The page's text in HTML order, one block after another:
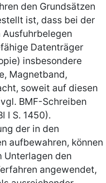
den Grundsätzen
ist, dass bei der
Datenträger
insbesondere
Magnetband,
soweit auf diesen
BMF-Schreiben
I S. 1450).
der in den
aufbewahren, können
den
angewendet,